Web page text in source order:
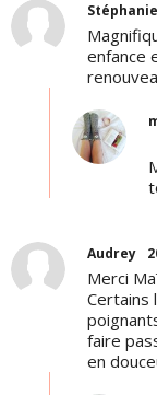
Stéphanie
enfance
Audrey
Merci
Certains
faire
en